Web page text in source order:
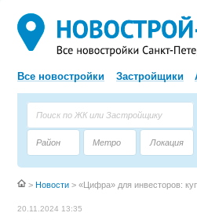
Все новостройки Застройщики
Район Метро Локация
> Новости > «Цифра» для инвесторов:
20.11.2024 13:35